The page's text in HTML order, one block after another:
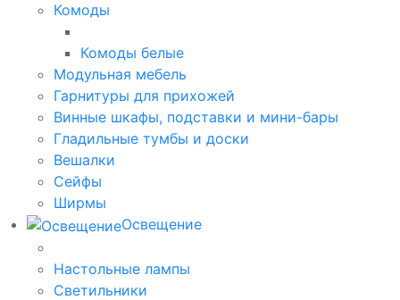
Комоды
Комоды белые
Модульная мебель
Гарнитуры для прихожей
Винные шкафы, подставки и мини-бары
Гладильные тумбы и доски
Вешалки
Сейфы
Ширмы
Освещение
Настольные лампы
Светильники